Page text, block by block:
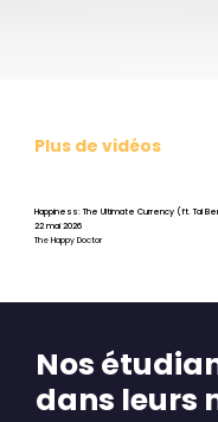
Plus de vidéos
Happiness: The Ultimate Currency (ft. Tal
22 mai 2026
The Happy Doctor
Nos
dans leurs